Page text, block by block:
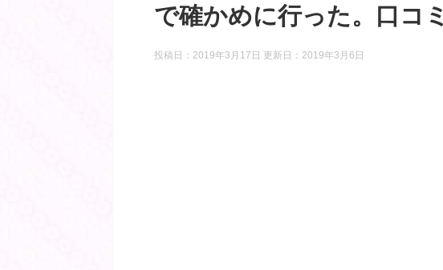
で確かめに行った。口コミ
投稿日：2019年3月17日 更新日： 2019年3月6日